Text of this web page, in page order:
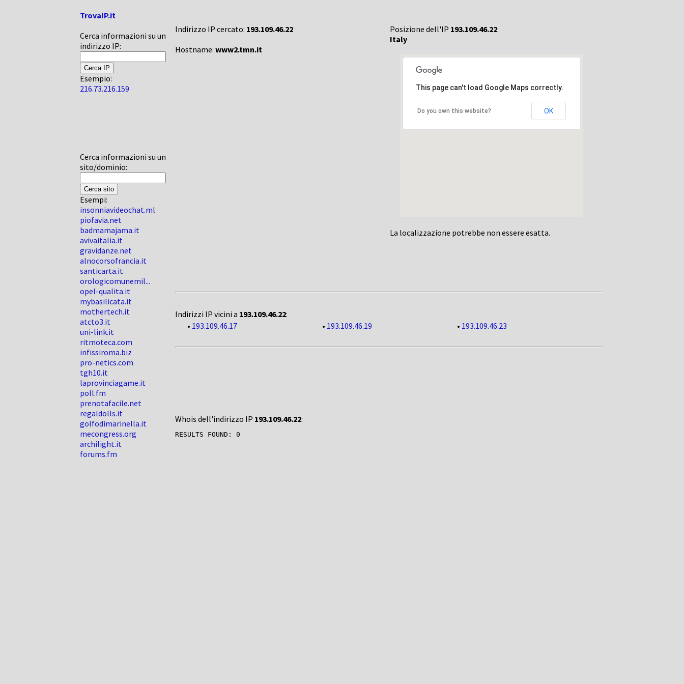
TrovaIP.it
Cerca informazioni su un
indirizzo IP:
Esempio:
216.73.216.159
Cerca informazioni su un
sito/dominio:
Esempi:
insonniavideochat.ml
piofavia.net
badmamajama.it
avivaitalia.it
gravidanze.net
alnocorsofrancia.it
santicarta.it
orologicomunemil...
opel-qualita.it
mybasilicata.it
mothertech.it
atcto3.it
uni-link.it
ritmoteca.com
infissiroma.biz
pro-netics.com
tgh10.it
laprovinciagame.it
poll.fm
prenotafacile.net
regaldolls.it
golfodimarinella.it
mecongress.org
archilight.it
forums.fm
Indirizzo IP cercato: 193.109.46.22
Hostname: www2.tmn.it
Posizione dell'IP 193.109.46.22:
Italy
This page can't load Google Maps correctly.
Do you own this website? OK
La localizzazione potrebbe non essere esatta.
Indirizzi IP vicini a 193.109.46.22:
• 193.109.46.17 • 193.109.46.19 • 193.109.46.23
Whois dell'indirizzo IP 193.109.46.22: